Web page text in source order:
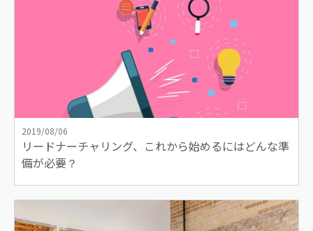
2019/08/06
リードナーチャリング、これから始めるにはどんな準
備が必要？